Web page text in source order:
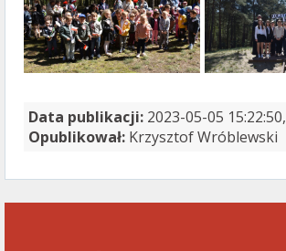
Data publikacji: 2023-05-05 15:22:50,
Opublikował: Krzysztof Wróblewski